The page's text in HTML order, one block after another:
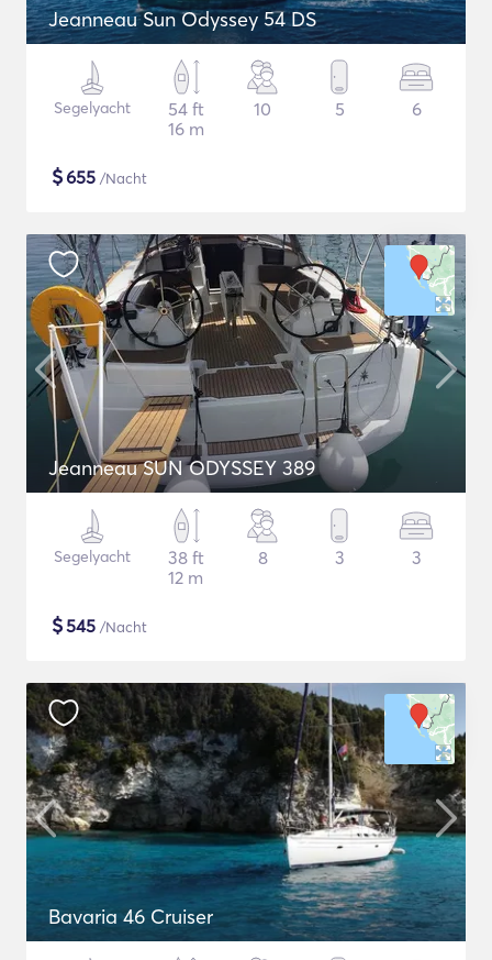
Jeanneau Sun Odyssey 54 DS
Segelyacht
54 ft
16 m
10 5 6
$655 /Nacht
Jeanneau SUN ODYSSEY 389
Segelyacht
38 ft
12 m
8 3 3
$545 /Nacht
Bavaria 46 Cruiser